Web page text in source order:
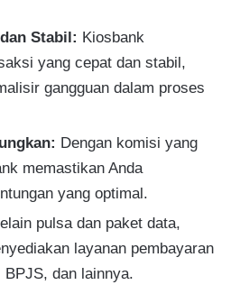
Stabil: Kiosbank
yang cepat dan stabil,
gangguan dalam proses
Dengan komisi yang
memastikan Anda
yang optimal.
pulsa dan paket data,
layanan pembayaran
dan lainnya.